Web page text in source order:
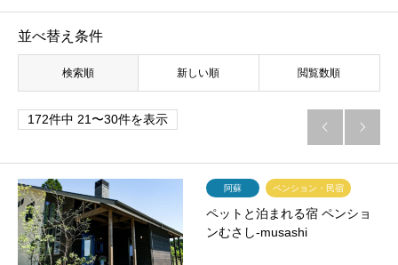
並べ替え条件
検索順 新しい順 閲覧数順
172件中 21〜30件を表示
 
阿蘇 ペンション・民宿
ペットと泊まれる宿 ペンショ
ンむさし-musashi